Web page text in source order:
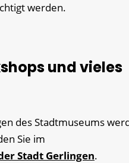
werden.
und vieles
des Stadtmuseums
Sie im
Stadt Gerlingen.